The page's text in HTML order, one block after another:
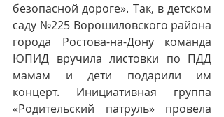
безопасной дороге». Так, в детском
саду №225 Ворошиловского района
города Ростова-на-Дону команда
ЮПИД вручила листовки по ПДД
мамам и дети подарили им
концерт. Инициативная группа
«Родительский патруль» провела